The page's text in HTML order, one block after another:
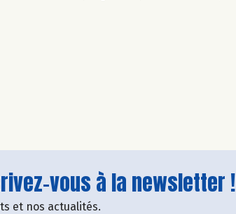
vous à la newsletter !
et nos actualités.